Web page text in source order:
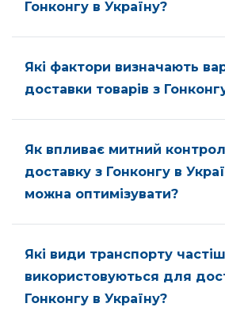
Гонконгу в Україну?
Які фактори визначають
доставки товарів з
Як впливає митний
доставку з Гонконгу в
можна оптимізувати?
Які види транспорту
використовуються для
Гонконгу в Україну?